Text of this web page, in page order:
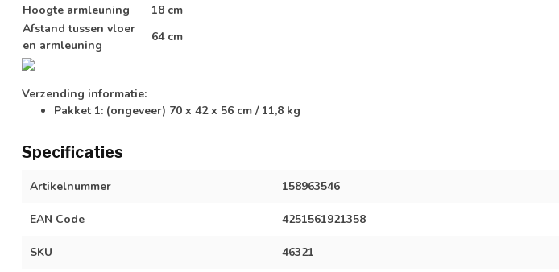
Hoogte armleuning
18 cm
Afstand tussen vloer
en armleuning
64 cm
Verzending informatie:
Pakket 1: (ongeveer) 70 x 42 x 56 cm / 11,8 kg
Specificaties
Artikelnummer 158963546
EAN Code 4251561921358
SKU 46321